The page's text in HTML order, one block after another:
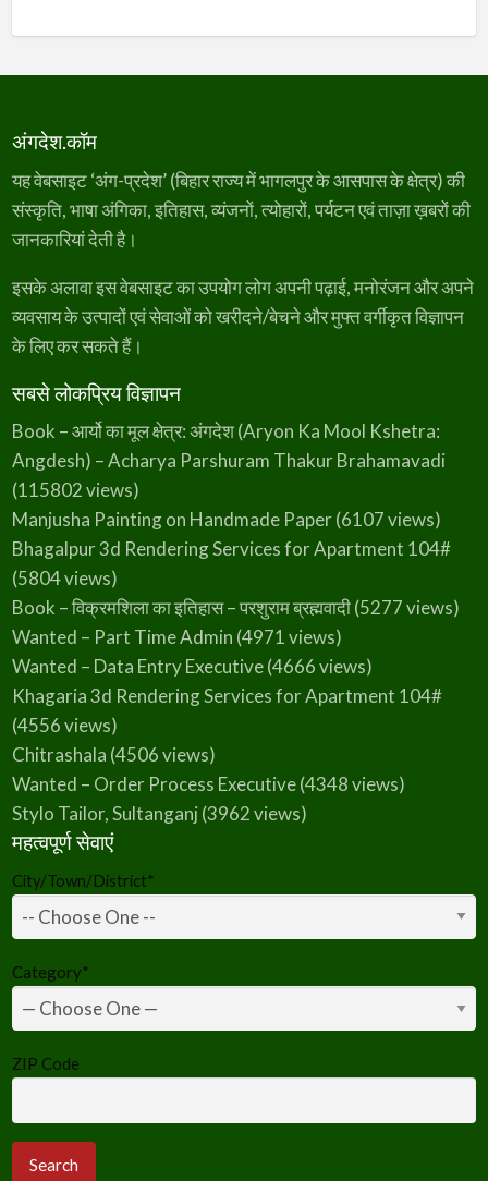
अंगदेश.कॉम
यह वेबसाइट ‘अंग-प्रदेश’ (बिहार राज्य में भागलपुर के आसपास के क्षेत्र) की
संस्कृति, भाषा अंगिका, इतिहास, व्यंजनों, त्योहारों, पर्यटन एवं ताज़ा ख़बरों की
जानकारियां देती है।
इसके अलावा इस वेबसाइट का उपयोग लोग अपनी पढ़ाई, मनोरंजन और अपने
व्यवसाय के उत्पादों एवं सेवाओं को खरीदने/बेचने और मुफ्त वर्गीकृत विज्ञापन
के लिए कर सकते हैं।
सबसे लोकप्रिय विज्ञापन
Book – आर्यो का मूल क्षेत्र: अंगदेश (Aryon Ka Mool Kshetra:
Angdesh) – Acharya Parshuram Thakur Brahamavadi
(115802 views)
Manjusha Painting on Handmade Paper(6107 views)
Bhagalpur 3d Rendering Services for Apartment 104#
(5804 views)
Book – विक्रमशिला का इतिहास – परशुराम ब्रह्मवादी(5277 views)
Wanted – Part Time Admin (4971 views)
Wanted – Data Entry Executive(4666 views)
Khagaria 3d Rendering Services for Apartment 104#
(4556 views)
Chitrashala (4506 views)
Wanted – Order Process Executive(4348 views)
Stylo Tailor, Sultanganj (3962 views)
महत्वपूर्ण सेवाएं
City/Town/District*
Category*
ZIP Code